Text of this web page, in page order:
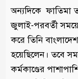
অন্যদিকে ফাতিমা
জুলাই-পরবর্তী সময়ে
করে তিনি
হয়েছিলেন। তবে
কর্মকাণ্ডের